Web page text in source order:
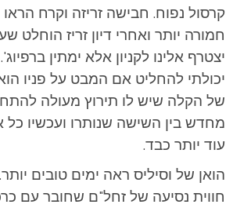
קרסול נפוח. חבישה זריזה וקרח
חמורה יותר ואחרי דיון זריז הוחלט
יצטרף אלינו לקניון אלא ימתין
יכולתי להחליט אם המבט על פניו
של הקלה שיש לו תירוץ מעולה
מחדש בין השישה שנותרו ועכשיו
עוד יותר כבד.
חווית נסיעה של זחל"ם שחובר עם